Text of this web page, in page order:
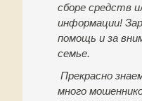
сборе средств
информации!
помощь и за
семье.
Прекрасно
много